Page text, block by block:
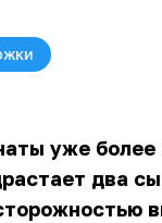
уже более
два